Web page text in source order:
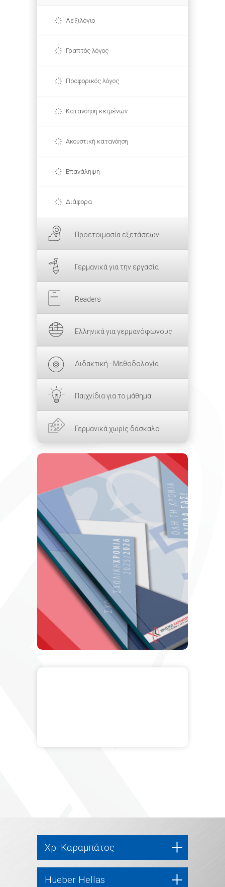
Λεξιλόγιο
Γραπτός λόγος
Προφορικός λόγος
Κατανόηση κειμένων
Ακουστική κατανόηση
Επανάληψη
Διάφορα
Προετοιμασία εξετάσεων
Γερμανικά για την εργασία
Readers
Ελληνικά για γερμανόφωνους
Διδακτική - Μεθοδολογία
Παιχνίδια για το μάθημα
Γερμανικά χωρίς δάσκαλο
Χρ. Καραμπάτος
Hueber Hellas